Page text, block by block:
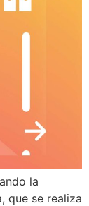
la
que se realiza